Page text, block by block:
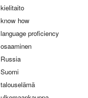
kielitaito
know how
language proficiency
osaaminen
Russia
Suomi
talouselämä